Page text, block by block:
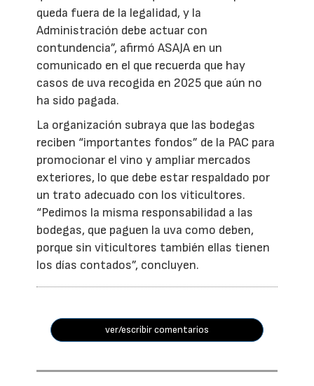
queda fuera de la legalidad, y la
Administración debe actuar con
contundencia”, afirmó ASAJA en un
comunicado en el que recuerda que hay
casos de uva recogida en 2025 que aún no
ha sido pagada.
La organización subraya que las bodegas
reciben “importantes fondos” de la PAC para
promocionar el vino y ampliar mercados
exteriores, lo que debe estar respaldado por
un trato adecuado con los viticultores.
“Pedimos la misma responsabilidad a las
bodegas, que paguen la uva como deben,
porque sin viticultores también ellas tienen
los días contados”, concluyen.
ver/escribir comentarios